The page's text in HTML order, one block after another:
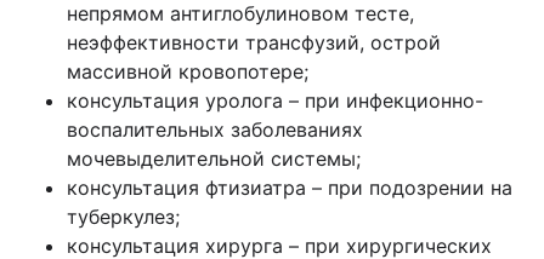
непрямом антиглобулиновом тесте,
неэффективности трансфузий, острой
массивной кровопотере;
консультация уролога – при инфекционно-
воспалительных заболеваниях
мочевыделительной системы;
консультация фтизиатра – при подозрении на
туберкулез;
консультация хирурга – при хирургических